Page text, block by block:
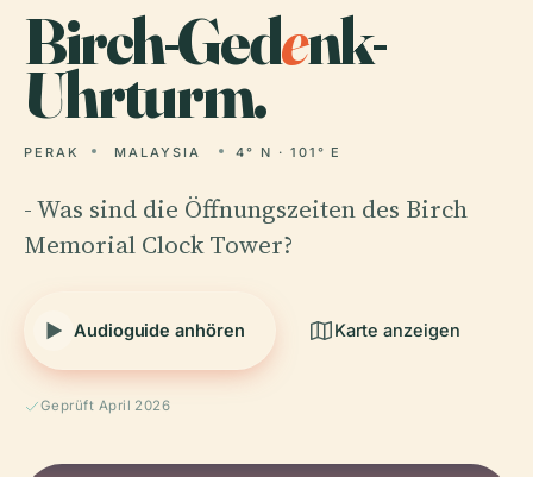
Birch-Gedenk-
Uhrturm.
PERAK MALAYSIA 4° N · 101° E
- Was sind die Öffnungszeiten des Birch
Memorial Clock Tower?
Audioguide anhören Karte anzeigen
Geprüft April 2026